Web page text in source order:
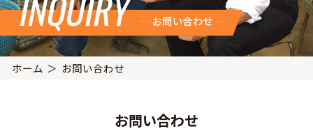
ホーム お問い合わせ
お問い合わせ